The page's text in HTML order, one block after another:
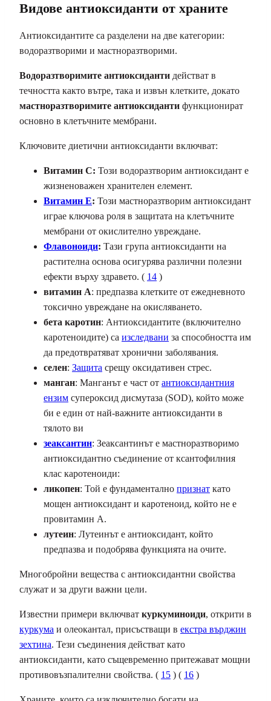
Видове антиоксиданти от храните
Антиоксидантите са разделени на две категории:
водоразтворими и мастноразтворими.
Водоразтворимите антиоксиданти действат в
течността както вътре, така и извън клетките, докато
мастноразтворимите антиоксиданти функционират
основно в клетъчните мембрани.
Ключовите диетични антиоксиданти включват:
Витамин C: Този водоразтворим антиоксидант е
жизненоважен хранителен елемент.
Витамин Е: Този мастноразтворим антиоксидант
играе ключова роля в защитата на клетъчните
мембрани от окислително увреждане.
Флавоноиди: Тази група антиоксиданти на
растителна основа осигурява различни полезни
ефекти върху здравето. ( 14 )
витамин А: предпазва клетките от ежедневното
токсично увреждане на окисляването.
бета каротин: Антиоксидантите (включително
каротеноидите) са изследвани за способността им
да предотвратяват хронични заболявания.
селен: Защита срещу оксидативен стрес.
манган: Манганът е част от антиоксидантния
ензим супероксид дисмутаза (SOD), който може
би е един от най-важните антиоксиданти в
тялото ви
зеаксантин: Зеаксантинът е мастноразтворимо
антиоксидантно съединение от ксантофилния
клас каротеноиди:
ликопен: Той е фундаментално признат като
мощен антиоксидант и каротеноид, който не е
провитамин А.
лутеин: Лутеинът е антиоксидант, който
предпазва и подобрява функцията на очите.
Многобройни вещества с антиоксидантни свойства
служат и за други важни цели.
Известни примери включват куркуминоиди, открити в
куркума и олеокантал, присъстващи в екстра върджин
зехтина. Тези съединения действат като
антиоксиданти, като същевременно притежават мощни
противовъзпалителни свойства. ( 15 ) ( 16 )